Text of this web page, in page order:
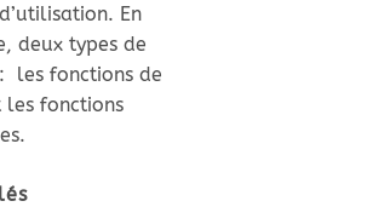
En
deux types de
les fonctions de
les fonctions